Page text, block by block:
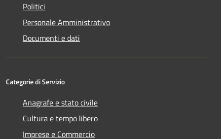
Politici
Personale Amministrativo
Documenti e dati
Categorie di Servizio
Anagrafe e stato civile
Cultura e tempo libero
Imprese e Commercio